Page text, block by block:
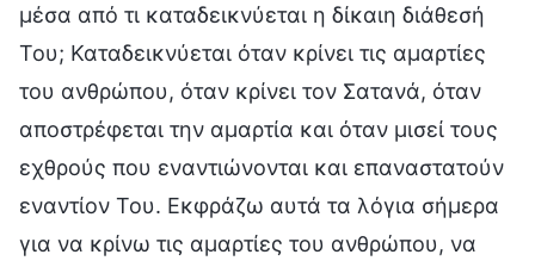
μέσα από τι καταδεικνύεται η δίκαιη διάθεσή
Του; Καταδεικνύεται όταν κρίνει τις αμαρτίες
του ανθρώπου, όταν κρίνει τον Σατανά, όταν
αποστρέφεται την αμαρτία και όταν μισεί τους
εχθρούς που εναντιώνονται και επαναστατούν
εναντίον Του. Εκφράζω αυτά τα λόγια σήμερα
για να κρίνω τις αμαρτίες του ανθρώπου, να